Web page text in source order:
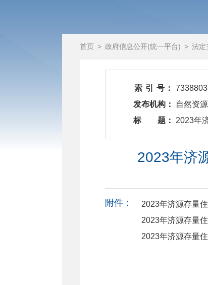
首页 > 政府信息公开(统一平台) > 法定
索 引 号：
发布机构：
自然资
标 题：
2023年
2023年济
附件：
2023年济源存量
2023年济源存量
2023年济源存量